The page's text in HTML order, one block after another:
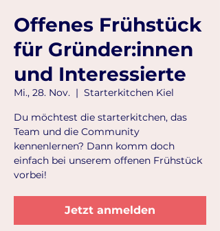
Offenes Frühstück
für Gründer:innen
und Interessierte
Mi., 28. Nov.
  |
Starterkitchen Kiel
Du möchtest die starterkitchen, das
Team und die Community
kennenlernen? Dann komm doch
einfach bei unserem offenen Frühstück
vorbei!
Jetzt anmelden